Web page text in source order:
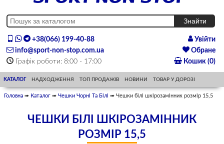
+38(066) 199-40-88
info@sport-non-stop.com.ua
Графік роботи: 8:00 - 17:00
Увійти
Обране
Кошик (0)
КАТАЛОГ НАДХОДЖЕННЯ ТОП ПРОДАЖІВ НОВИНИ ТОВАР У ДОРОЗІ
Головна ➠ Каталог ➠ Чешки Чорні Та Білі ➠ Чешки білі шкірозамінник розмір 15,5
ЧЕШКИ БІЛІ ШКІРОЗАМІННИК
РОЗМІР 15,5